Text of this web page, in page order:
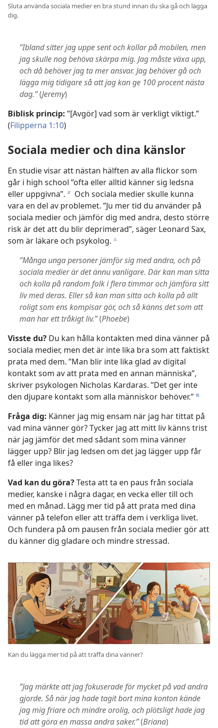
Sluta använda sociala medier en bra stund innan du ska gå och lägga
dig.
”Ibland sitter jag uppe sent och kollar på mobilen, men
jag skulle nog behöva skärpa mig. Jag måste växa upp,
och då behöver jag ta mer ansvar. Jag behöver gå och
lägga mig tidigare så att jag kan ge 100 procent nästa
dag.”(Jeremy)
Biblisk princip: ”[Avgör] vad som är verkligt viktigt.”
(Filipperna 1:10)
Sociala medier och dina känslor
En studie visar att nästan hälften av alla flickor som
går i high school ”ofta eller alltid känner sig ledsna
eller uppgivna”. b Och sociala medier skulle kunna
vara en del av problemet. ”Ju mer tid du använder på
sociala medier och jämför dig med andra, desto större
risk är det att du blir deprimerad”, säger Leonard Sax,
som är läkare och psykolog. c
”Många unga personer jämför sig med andra, och på
sociala medier är det ännu vanligare. Där kan man sitta
och kolla på random folk i flera timmar och jämföra sitt
liv med deras. Eller så kan man sitta och kolla på allt
roligt som ens kompisar gör, och så känns det som att
man har ett tråkigt liv.”(Phoebe)
Visste du? Du kan hålla kontakten med dina vänner på
sociala medier, men det är inte lika bra som att faktiskt
prata med dem. ”Man blir inte lika glad av digital
kontakt som av att prata med en annan människa”,
skriver psykologen Nicholas Kardaras. ”Det ger inte
den djupare kontakt som alla människor behöver.” d
Fråga dig: Känner jag mig ensam när jag har tittat på
vad mina vänner gör? Tycker jag att mitt liv känns trist
när jag jämför det med sådant som mina vänner
lägger upp? Blir jag ledsen om det jag lägger upp får
få eller inga likes?
Vad kan du göra?Testa att ta en paus från sociala
medier, kanske i några dagar, en vecka eller till och
med en månad. Lägg mer tid på att prata med dina
vänner på telefon eller att träffa dem i verkliga livet.
Och fundera på om pausen från sociala medier gör att
du känner dig gladare och mindre stressad.
Kan du lägga mer tid på att träffa dina vänner?
”Jag märkte att jag fokuserade för mycket på vad andra
gjorde. Så när jag hade tagit bort mina konton kände
jag mig friare och mindre orolig, och plötsligt hade jag
tid att göra en massa andra saker.”(Briana)